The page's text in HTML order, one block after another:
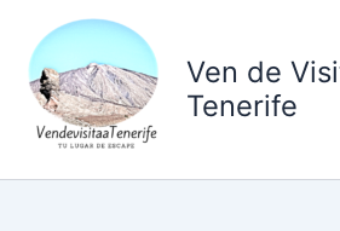
contenido
Ven de
Tenerife